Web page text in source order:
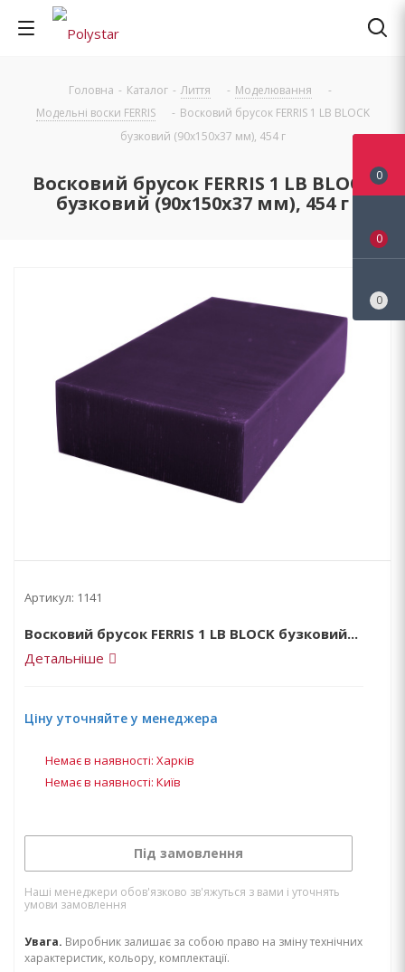
Головна - Каталог - Лиття - Моделювання
-
Модельні воски FERRIS
- Восковий брусок FERRIS 1 LB BLOCK
бузковий (90х150х37 мм), 454 г
Восковий брусок FERRIS 1 LB BLOCK
бузковий (90х150х37 мм), 454 г
Артикул: 1141
Восковий брусок FERRIS 1 LB BLOCK бузковий...
Детальніше
Ціну уточняйте у менеджера
Немає в наявності: Харків
Немає в наявності: Київ
Під замовлення
Наші менеджери обов'язково зв'яжуться з вами і уточнять
умови замовлення
Увага. Виробник залишає за собою право на зміну технічних
характеристик, кольору, комплектації.
0
0
0